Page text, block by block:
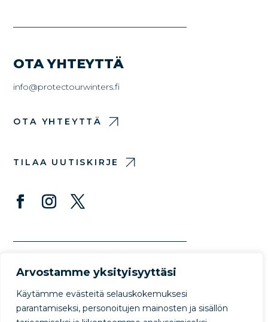
Arvostamme yksityisyyttäsi
Käytämme evästeitä selauskokemuksesi
parantamiseksi, personoitujen mainosten ja sisällön
OTA YHTEYTTÄ
info@protectourwinters.fi
OTA YHTEYTTÄ
TILAA UUTISKIRJE